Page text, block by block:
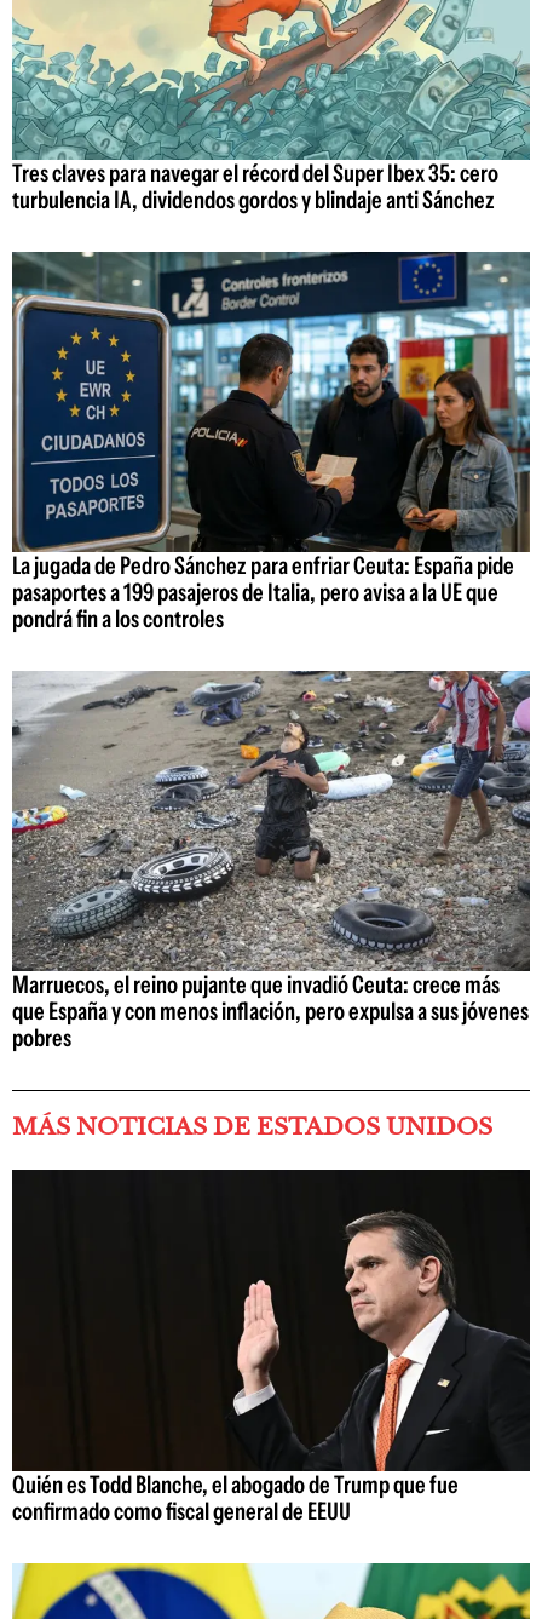
Tres claves para navegar el récord del Super Ibex 35: cero
turbulencia IA, dividendos gordos y blindaje anti Sánchez
La jugada de Pedro Sánchez para enfriar Ceuta: España pide
pasaportes a 199 pasajeros de Italia, pero avisa a la UE que
pondrá fin a los controles
Marruecos, el reino pujante que invadió Ceuta: crece más
que España y con menos inflación, pero expulsa a sus jóvenes
pobres
MÁS NOTICIAS DE ESTADOS UNIDOS
Quién es Todd Blanche, el abogado de Trump que fue
confirmado como fiscal general de EEUU